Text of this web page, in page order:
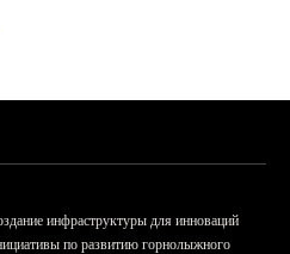
инфраструктуры для инноваций
по развитию горнолыжного